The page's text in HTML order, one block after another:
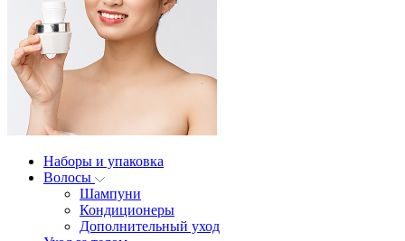
Наборы и упаковка
Волосы
Шампуни
Кондиционеры
Дополнительный уход